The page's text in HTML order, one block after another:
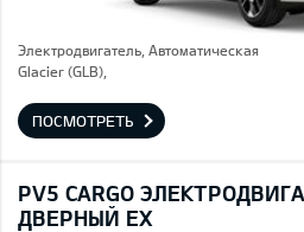
Электродвигатель, Автоматическая
Glacier (GLB),
ПОСМОТРЕТЬ
PV5 CARGO
ДВЕРНЫЙ EX